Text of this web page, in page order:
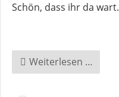
Schön, dass ihr da wart.
Weiterlesen …
und